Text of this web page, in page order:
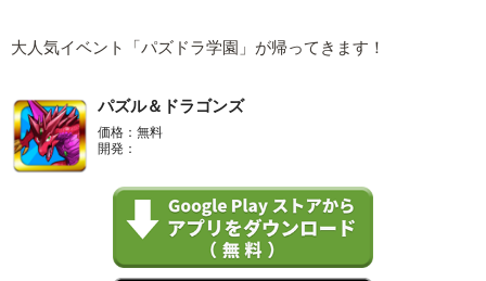
大人気イベント「パズドラ学園」が帰ってきます！
パズル＆ドラゴンズ
価格：無料
開発：